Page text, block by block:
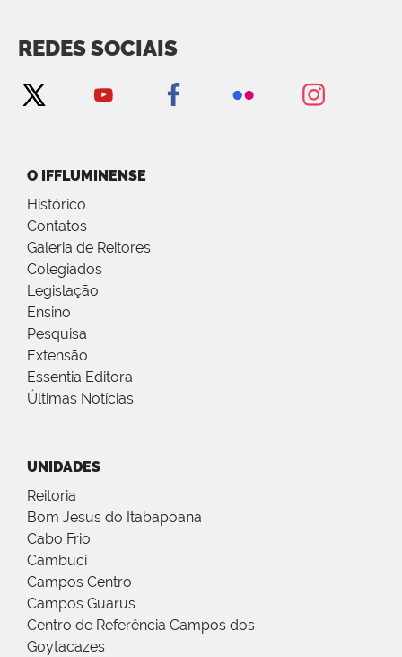
REDES SOCIAIS
O IFFLUMINENSE
Histórico
Contatos
Galeria de Reitores
Colegiados
Legislação
Ensino
Pesquisa
Extensão
Essentia Editora
Últimas Notícias
UNIDADES
Reitoria
Bom Jesus do Itabapoana
Cabo Frio
Cambuci
Campos Centro
Campos Guarus
Centro de Referência Campos dos
Goytacazes